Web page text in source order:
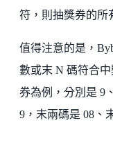
符，則抽獎券的所
值得注意的是，
數或末 N 碼符合
券為例，分別是 9
9，末兩碼是 08、